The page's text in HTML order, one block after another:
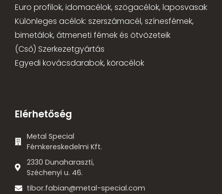
Euro profilok, idomacélok, szögacélok, laposvasak
Különleges acélok: szerszámacél, színesfémek,
bimetálok, átmeneti fémek és ötvözeteik
(Cső) Szerkezetgyártás
Egyedi kovácsdarabok, köracélok
Elérhetőség
Metal Special
Fémkereskedelmi Kft.
2330 Dunaharaszti,
Széchenyi u. 46.
tibor.fabian@metal-special.com